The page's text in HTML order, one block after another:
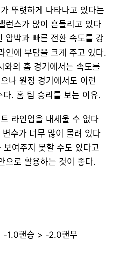
뚜렷하게 나타나고 있다는
런스가 많이 흔들리고 있다
압박과 빠른 전환 속도를 강
인에 부담을 크게 주고 있다.
의 홈 경기에서는 속도를
나 원정 경기에서도 이런
. 홈 팀 승리를 보는 이유.
라인업을 내세울 수 없다
수가 너무 많이 몰려 있다
여주지 못할 수도 있다고
으로 활용하는 것이 좋다.
-1.0핸승 > -2.0핸무